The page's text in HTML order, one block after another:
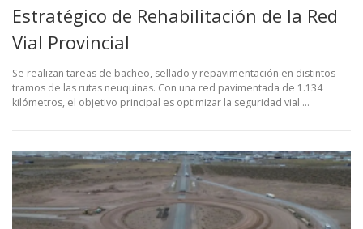
Estratégico de Rehabilitación de la Red
Vial Provincial
Se realizan tareas de bacheo, sellado y repavimentación en distintos
tramos de las rutas neuquinas. Con una red pavimentada de 1.134
kilómetros, el objetivo principal es optimizar la seguridad vial …